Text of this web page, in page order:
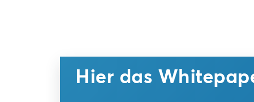
Hier das